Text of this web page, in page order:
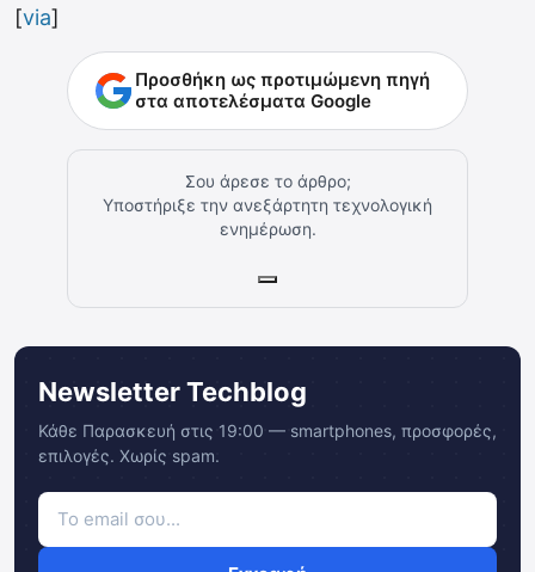
[via]
Προσθήκη ως προτιμώμενη πηγή
στα αποτελέσματα Google
Σου άρεσε το άρθρο;
Υποστήριξε την ανεξάρτητη τεχνολογική
ενημέρωση.
Newsletter Techblog
Κάθε Παρασκευή στις 19:00 — smartphones, προσφορές,
επιλογές. Χωρίς spam.